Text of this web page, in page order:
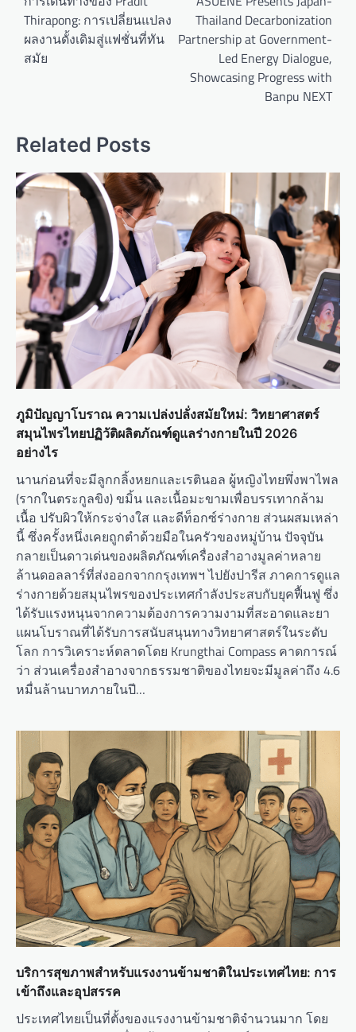
i
g
a
i
o
Thirapong: การเปลี่ยนแปลง
ผลงานดั้งเดิมสู่แฟชั่นที่ทัน
สมัย
Thailand Decarbonization
Partnership at Government-
Led Energy Dialogue,
Showcasing Progress with
Banpu NEXT
Related Posts
ภูมิปัญญาโบราณ ความเปล่งปลั่งสมัยใหม่: วิทยาศาสตร์
สมุนไพรไทยปฏิวัติผลิตภัณฑ์ดูแลร่างกายในปี 2026
อย่างไร
นานก่อนที่จะมีลูกกลิ้งหยกและเรตินอล ผู้หญิงไทยพึ่งพาไพล
(รากในตระกูลขิง) ขมิ้น และเนื้อมะขามเพื่อบรรเทากล้าม
เนื้อ ปรับผิวให้กระจ่างใส และดีท็อกซ์ร่างกาย ส่วนผสมเหล่า
นี้ ซึ่งครั้งหนึ่งเคยถูกตำด้วยมือในครัวของหมู่บ้าน ปัจจุบัน
กลายเป็นดาวเด่นของผลิตภัณฑ์เครื่องสำอางมูลค่าหลาย
ล้านดอลลาร์ที่ส่งออกจากกรุงเทพฯ ไปยังปารีส ภาคการดูแล
ร่างกายด้วยสมุนไพรของประเทศกำลังประสบกับยุคฟื้นฟู ซึ่ง
ได้รับแรงหนุนจากความต้องการความงามที่สะอาดและยา
แผนโบราณที่ได้รับการสนับสนุนทางวิทยาศาสตร์ในระดับ
โลก การวิเคราะห์ตลาดโดย Krungthai Compass คาดการณ์
ว่า ส่วนเครื่องสำอางจากธรรมชาติของไทยจะมีมูลค่าถึง 4.6
หมื่นล้านบาทภายในปี…
บริการสุขภาพสำหรับแรงงานข้ามชาติในประเทศไทย: การ
เข้าถึงและอุปสรรค
ประเทศไทยเป็นที่ตั้งของแรงงานข้ามชาติจำนวนมาก โดย